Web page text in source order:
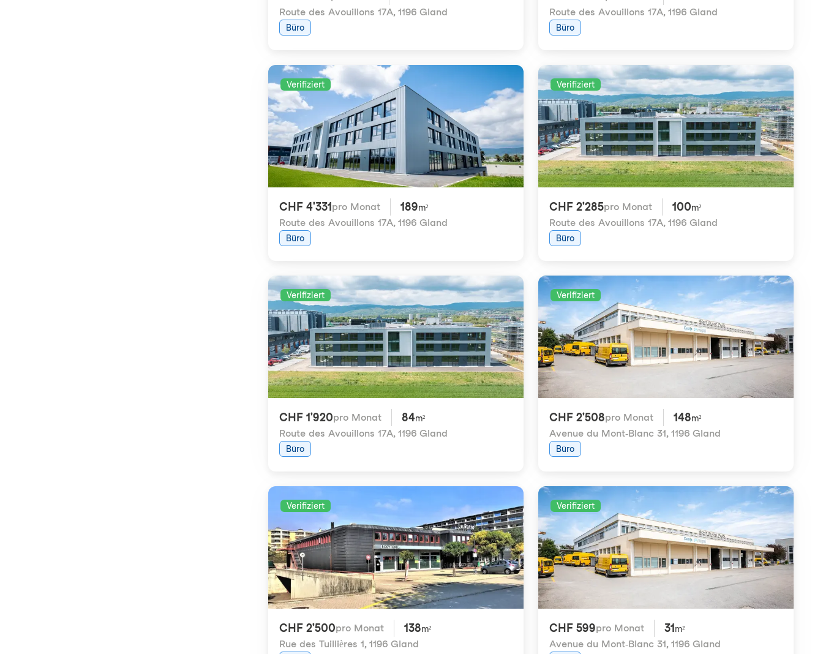
Route des Avouillons 17A, 1196 Gland
Büro
Route des Avouillons 17A, 1196 Gland
Büro
Verifiziert
CHF 4'331 pro Monat 189m²
Route des Avouillons 17A, 1196 Gland
Büro
Verifiziert
CHF 2'285pro Monat 100m²
Route des Avouillons 17A, 1196 Gland
Büro
Verifiziert
CHF 1'920pro Monat 84m²
Route des Avouillons 17A, 1196 Gland
Büro
Verifiziert
CHF 2'508pro Monat 148m²
Avenue du Mont-Blanc 31, 1196 Gland
Büro
Verifiziert
CHF 2'500pro Monat 138m²
Rue des Tuillières 1, 1196 Gland
Verifiziert
CHF 599pro Monat 31 m²
Avenue du Mont-Blanc 31, 1196 Gland